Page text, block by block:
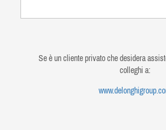
Se è un cliente privato che desidera
colleghi a: